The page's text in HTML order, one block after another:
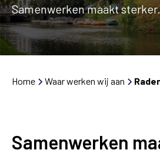
Samenwerken maakt sterker.
Home Waar werken wij aan
Samenwerken